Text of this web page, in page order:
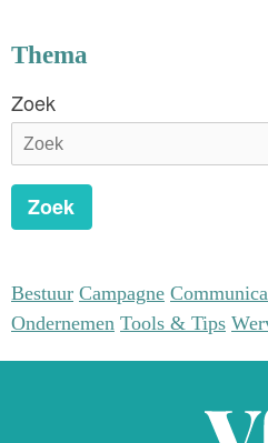
inspiratie en morele aansporing,
Thema
Zoek
Zoek
Bestuur Campagne
Ondernemen Tools & Tips